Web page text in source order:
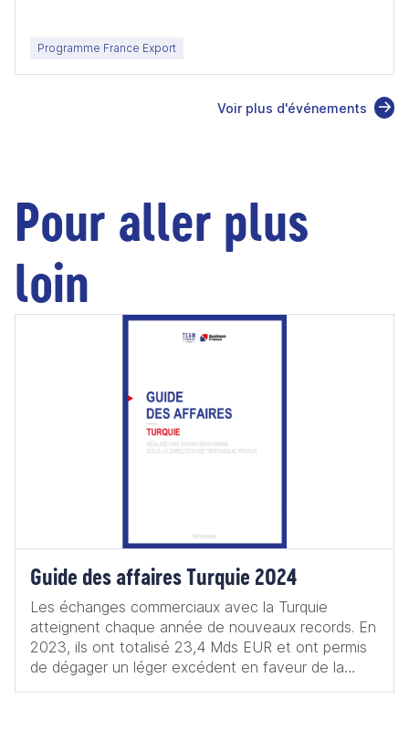
Programme France Export
Voir plus d'événements
Pour aller plus
loin
Guide des affaires Turquie 2024
Les échanges commerciaux avec la Turquie
atteignent chaque année de nouveaux records. En
2023, ils ont totalisé 23,4 Mds EUR et ont permis
de dégager un léger excédent en faveur de la
France, avec 500 M EUR. Les exportations